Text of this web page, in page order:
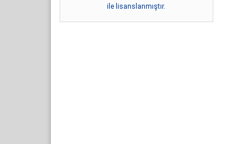
ile lisanslanmıştır.